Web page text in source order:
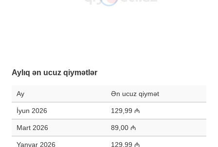
Aylıq ən ucuz qiymətlər
Ay Ən ucuz qiymət
İyun 2026 129,99 ₼
Mart 2026 89,00 ₼
Yanvar 2026 129,99 ₼